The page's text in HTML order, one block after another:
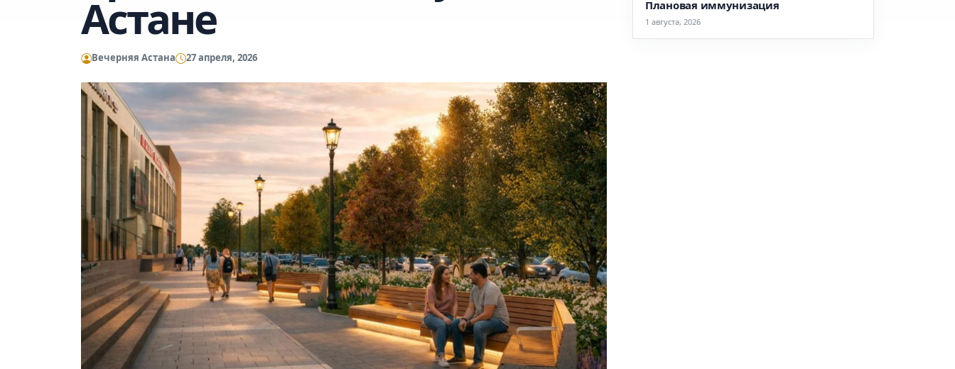
Астане
Вечерняя Астана 27 апреля, 2026
Плановая иммунизация
1 августа, 2026